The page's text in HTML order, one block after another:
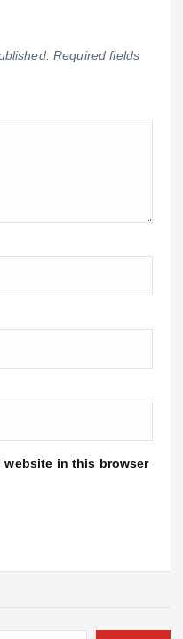
Required fields
website in this browser